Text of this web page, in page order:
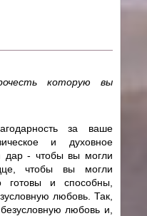
которую вы
за ваше
и духовное
дар - чтобы вы могли
чтобы вы могли
готовы и способны,
любовь. Так,
любовь и,